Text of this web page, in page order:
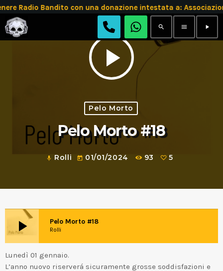
Radio Bandito con una donazione intestata a:
search menu play_arrow
play_arrow
Pelo Morto
Pelo Morto #18
mic Rolli today 01/01/2024 93 5
play_arrow Pelo Morto #18
Rolli
Lunedì 01 gennaio.
L’anno nuovo riserverá sicuramente grosse soddisfazioni e